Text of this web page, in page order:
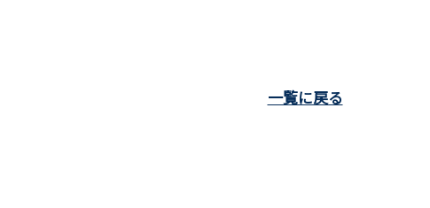
一覧に戻る